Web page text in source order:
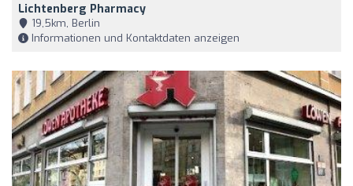
Lichtenberg Pharmacy
19,5km, Berlin
Informationen und Kontaktdaten anzeigen